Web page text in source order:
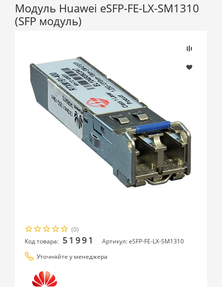
Модуль Huawei eSFP-FE-LX-SM1310
(SFP модуль)
(0)
Код товара: 51991
Артикул: eSFP-FE-LX-SM1310
Уточняйте у менеджера